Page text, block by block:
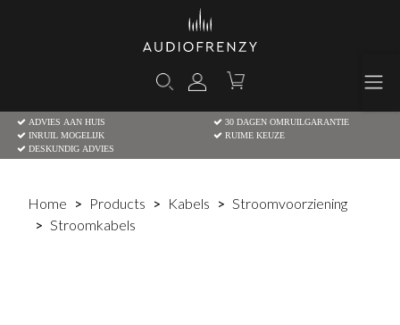
ADVIES AAN HUIS
30 DAGEN OMRUILGARANTIE
INRUIL MOGELIJK
RUIME KEUZE
DESKUNDIG ADVIES
Home Products Kabels
Stroomvoorziening
Stroomkabels